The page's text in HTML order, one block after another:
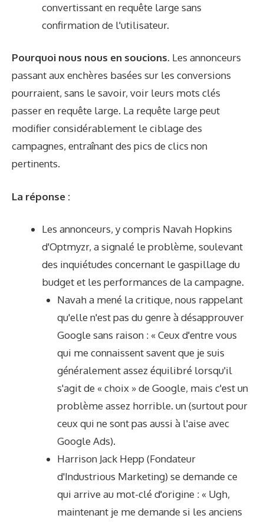
convertissant en requête large sans
confirmation de l'utilisateur.
Pourquoi nous nous en soucions. Les annonceurs
passant aux enchères basées sur les conversions
pourraient, sans le savoir, voir leurs mots clés
passer en requête large. La requête large peut
modifier considérablement le ciblage des
campagnes, entraînant des pics de clics non
pertinents.
La réponse :
Les annonceurs, y compris Navah Hopkins
d'Optmyzr, a signalé le problème, soulevant
des inquiétudes concernant le gaspillage du
budget et les performances de la campagne.
Navah a mené la critique, nous rappelant
qu'elle n'est pas du genre à désapprouver
Google sans raison : « Ceux d'entre vous
qui me connaissent savent que je suis
généralement assez équilibré lorsqu'il
s'agit de « choix » de Google, mais c'est un
problème assez horrible. un (surtout pour
ceux qui ne sont pas aussi à l'aise avec
Google Ads).
Harrison Jack Hepp (Fondateur
d'Industrious Marketing) se demande ce
qui arrive au mot-clé d'origine : « Ugh,
maintenant je me demande si les anciens